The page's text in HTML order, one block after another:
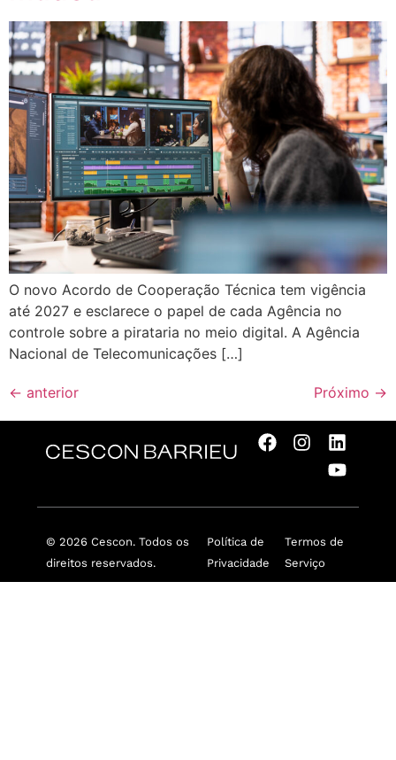
O novo Acordo de Cooperação Técnica tem vigência
até 2027 e esclarece o papel de cada Agência no
controle sobre a pirataria no meio digital. A Agência
Nacional de Telecomunicações […]
← anterior Próximo →
© 2026 Cescon. Todos os
direitos reservados.
Política de
Privacidade
Termos de
Serviço